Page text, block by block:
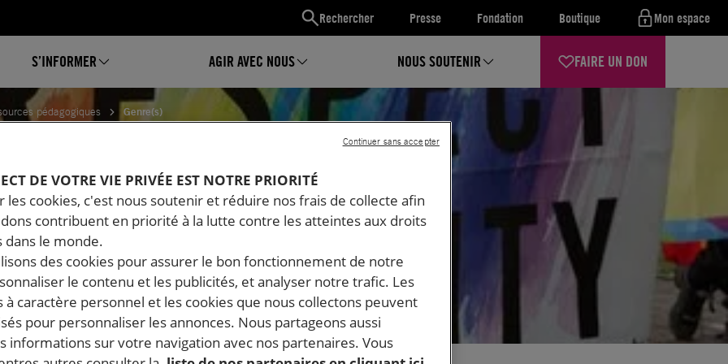
Rechercher Presse Fondation Boutique Mon espace
S’INFORMER AGIR AVEC NOUS NOUS SOUTENIR FAIRE UN DON
pédagogiques Genre(s)
DE VOTRE VIE PRIVÉE EST NOTRE PRIORITÉ
les cookies, c'est nous soutenir et réduire nos frais de collecte afin
contribuent en priorité à la lutte contre les atteintes aux droits
dans le monde.
des cookies pour assurer le bon fonctionnement de notre
le contenu et les publicités, et analyser notre trafic. Les
à caractère personnel et les cookies que nous collectons peuvent
pour personnaliser les annonces. Nous partageons aussi
informations sur votre navigation avec nos partenaires. Vous
Continuer sans accepter